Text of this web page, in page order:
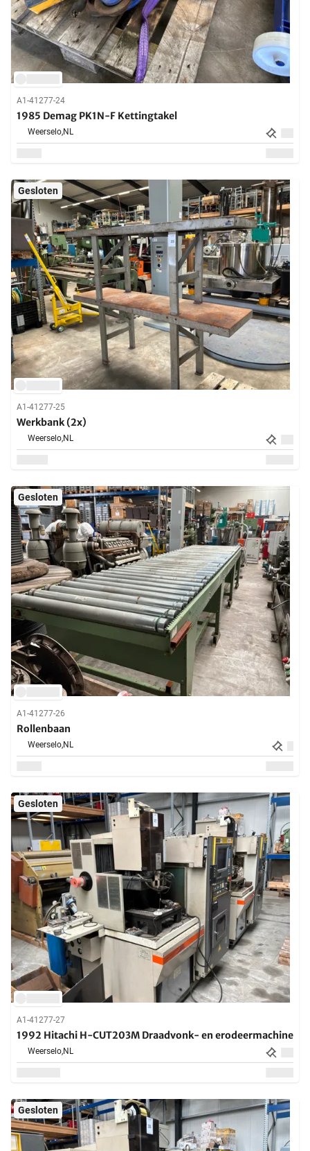
A1-41277-24
1985 Demag PK1N-F Kettingtakel
Weerselo,NL
Gesloten
A1-41277-25
Werkbank (2x)
Weerselo,NL
Gesloten
A1-41277-26
Rollenbaan
Weerselo,NL
Gesloten
A1-41277-27
1992 Hitachi H-CUT203M Draadvonk- en erodeermachine
Weerselo,NL
Gesloten